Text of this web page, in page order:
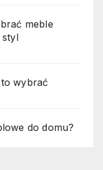
meble
styl
wybrać
do domu?